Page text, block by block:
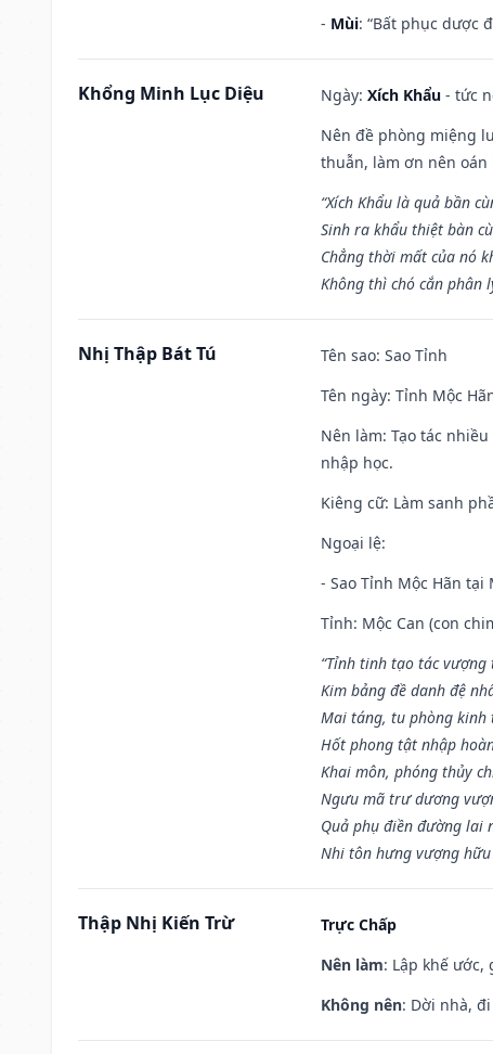
- Mùi: “Bất phục dược
Khổng Minh Lục Diệu Ngày: Xích Khẩu - tức
Nên đề phòng miệng
thuẫn, làm ơn nên oán
“Xích Khẩu là quả bần
Sinh ra khẩu thiệt bàn
Chẳng thời mất của nó
Không thì chó cắn phân
Nhị Thập Bát Tú Tên sao: Sao Tỉnh
Tên ngày: Tỉnh Mộc
Nên làm: Tạo tác
nhập học.
Kiêng cữ: Làm sanh
Ngoại lệ:
- Sao Tỉnh Mộc Hãn
Tỉnh: Mộc Can (con
“Tỉnh tinh tạo tác vượng
Kim bảng đề danh đệ
Mai táng, tu phòng kinh
Hốt phong tật nhập
Khai môn, phóng thủy
Ngưu mã trư dương
Quả phụ điền đường lai
Nhi tôn hưng vượng
Thập Nhị Kiến Trừ
Trực Chấp
Nên làm: Lập khế
Không nên: Dời nhà,